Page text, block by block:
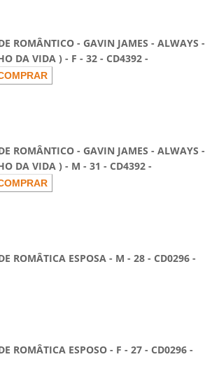
ROMÂNTICO - GAVIN JAMES - ALWAYS -
DA VIDA ) - F - 32 - CD4392 -
ROMÂNTICO - GAVIN JAMES - ALWAYS -
DA VIDA ) - M - 31 - CD4392 -
ROMÂTICA ESPOSA - M - 28 - CD0296 -
ESPOSO - F - 27 - CD0296 -